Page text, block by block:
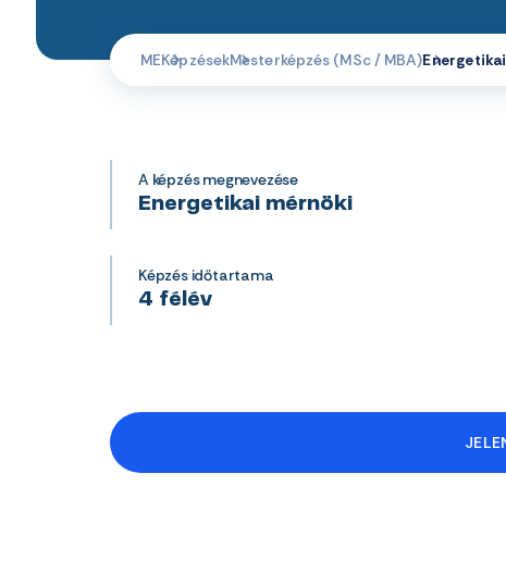
MEKépzésekMesterképzés (MSc / MBA)
A képzés megnevezése
Energetikai mérnöki
Képzés időtartama
4 félév